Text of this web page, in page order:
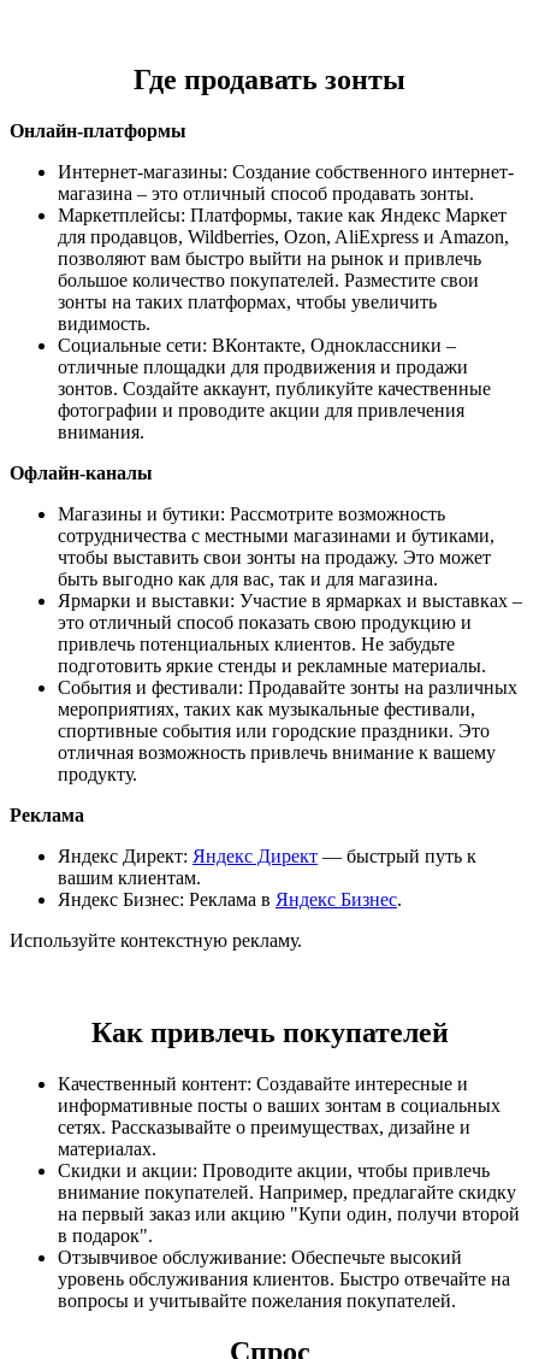
Где продавать зонты
Онлайн-платформы
Интернет-магазины: Создание собственного интернет-
магазина – это отличный способ продавать зонты.
Маркетплейсы: Платформы, такие как Яндекс Маркет
для продавцов, Wildberries, Ozon, AliExpress и Amazon,
позволяют вам быстро выйти на рынок и привлечь
большое количество покупателей. Разместите свои
зонты на таких платформах, чтобы увеличить
видимость.
Социальные сети: ВКонтакте, Одноклассники –
отличные площадки для продвижения и продажи
зонтов. Создайте аккаунт, публикуйте качественные
фотографии и проводите акции для привлечения
внимания.
Офлайн-каналы
Магазины и бутики: Рассмотрите возможность
сотрудничества с местными магазинами и бутиками,
чтобы выставить свои зонты на продажу. Это может
быть выгодно как для вас, так и для магазина.
Ярмарки и выставки: Участие в ярмарках и выставках –
это отличный способ показать свою продукцию и
привлечь потенциальных клиентов. Не забудьте
подготовить яркие стенды и рекламные материалы.
События и фестивали: Продавайте зонты на различных
мероприятиях, таких как музыкальные фестивали,
спортивные события или городские праздники. Это
отличная возможность привлечь внимание к вашему
продукту.
Реклама
Яндекс Директ: Яндекс Директ — быстрый путь к
вашим клиентам.
Яндекс Бизнес: Реклама в Яндекс Бизнес.
Используйте контекстную рекламу.
Как привлечь покупателей
Качественный контент: Создавайте интересные и
информативные посты о ваших зонтам в социальных
сетях. Рассказывайте о преимуществах, дизайне и
материалах.
Скидки и акции: Проводите акции, чтобы привлечь
внимание покупателей. Например, предлагайте скидку
на первый заказ или акцию "Купи один, получи второй
в подарок".
Отзывчивое обслуживание: Обеспечьте высокий
уровень обслуживания клиентов. Быстро отвечайте на
вопросы и учитывайте пожелания покупателей.
Спрос